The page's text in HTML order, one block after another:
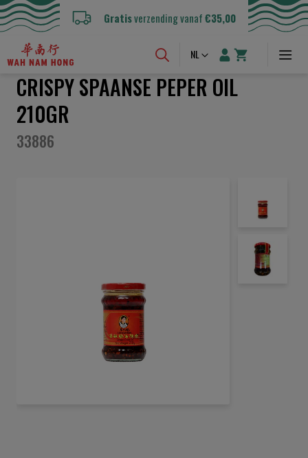
Gratisverzending vanaf€35,00
Taal
NL
CRISPY SPAANSE PEPER OIL
210GR
33886